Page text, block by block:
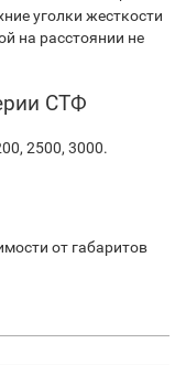
уголки жесткости
на расстоянии не
СТФ
2500, 3000.
от габаритов